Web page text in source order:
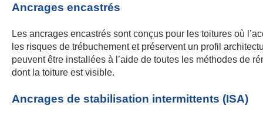
Ancrages encastrés
Les ancrages encastrés sont conçus pour les toitures où
les risques de trébuchement et préservent un profil
peuvent être installées à l’aide de toutes les méthodes de
dont la toiture est visible.
Ancrages de stabilisation intermittents (ISA)